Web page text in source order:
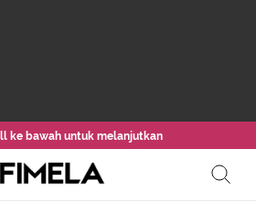
ke bawah untuk melanjutkan